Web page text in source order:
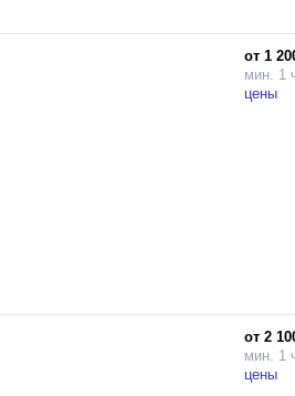
от 1
мин. 1
цены
от 2
мин. 1
цены